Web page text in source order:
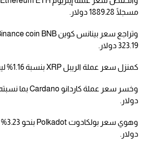
مسجلًا 1889.28 دولار.
323.19 دولار.
كمنزل سعر عملة الريبل XRP بنسبة 1.16% ليسجل 0.3778 دولار.
دولار.
دولار.